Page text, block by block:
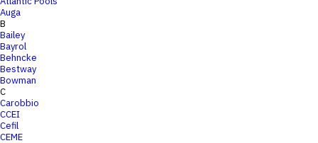
Auga
B
Bailey
Bayrol
Behncke
Bestway
Bowman
C
Carobbio
CCEI
Cefil
CEME